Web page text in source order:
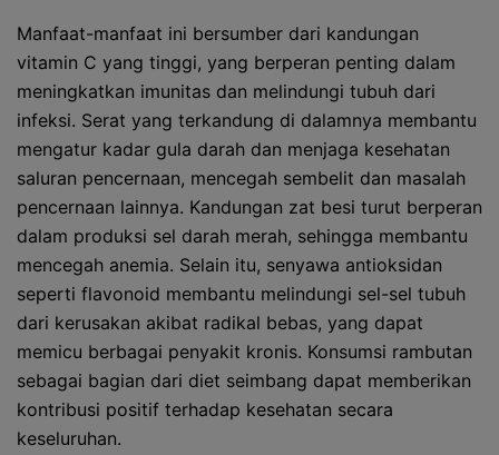
Manfaat-manfaat ini bersumber dari kandungan
vitamin C yang tinggi, yang berperan penting dalam
meningkatkan imunitas dan melindungi tubuh dari
infeksi. Serat yang terkandung di dalamnya membantu
mengatur kadar gula darah dan menjaga kesehatan
saluran pencernaan, mencegah sembelit dan masalah
pencernaan lainnya. Kandungan zat besi turut berperan
dalam produksi sel darah merah, sehingga membantu
mencegah anemia. Selain itu, senyawa antioksidan
seperti flavonoid membantu melindungi sel-sel tubuh
dari kerusakan akibat radikal bebas, yang dapat
memicu berbagai penyakit kronis. Konsumsi rambutan
sebagai bagian dari diet seimbang dapat memberikan
kontribusi positif terhadap kesehatan secara
keseluruhan.